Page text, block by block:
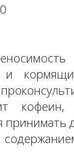
и
принимать